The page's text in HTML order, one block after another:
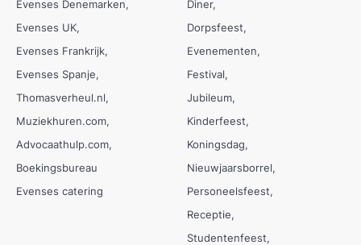
Evenses Denemarken
Evenses UK
Evenses Frankrijk
Evenses Spanje
Thomasverheul.nl
Muziekhuren.com
Advocaathulp.com
Boekingsbureau
Evenses catering
Diner
Dorpsfeest
Evenementen
Festival
Jubileum
Kinderfeest
Koningsdag
Nieuwjaarsborrel
Personeelsfeest
Receptie
Studentenfeest